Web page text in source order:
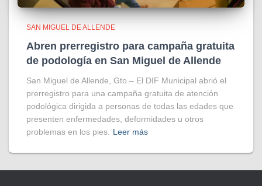
SAN MIGUEL DE ALLENDE
Abren prerregistro para campaña gratuita
de podología en San Miguel de Allende
San Miguel de Allende, Gto.– El DIF Municipal abrió el
prerregistro para una campaña gratuita de atención
podológica dirigida a personas de todas las edades que
presenten enfermedades, deformidades u otros
problemas en los pies. Leer más